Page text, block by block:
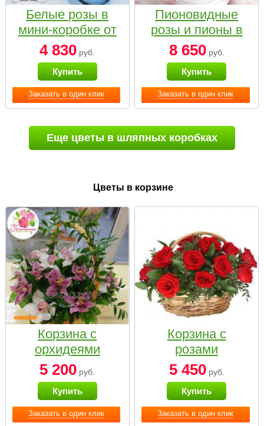
Заказать в один клик
Белые розы в
мини-коробке от
Bella Fiori
4 830 руб.
Купить
Заказать в один клик
Пионовидные
розы и пионы в
белой коробке
Small
8 650руб.
Купить
Еще цветы в шляпных коробках
Цветы в корзине
Заказать в один клик
Корзина с
орхидеями
малая
5 200 руб.
Купить
Заказать в один клик
Корзина с
розами
«Красный
Париж»
5 450руб.
Купить